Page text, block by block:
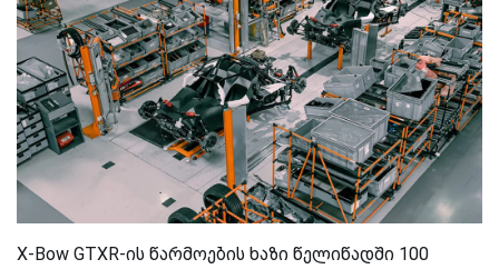
X-Bow GTXR-ის წარმოების ხაზი წელიწადში 100